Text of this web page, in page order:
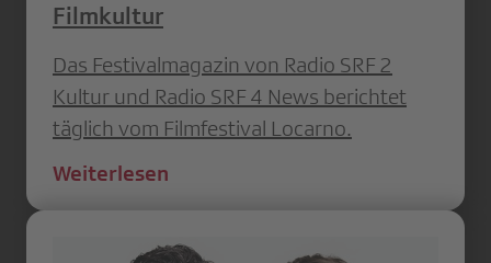
Filmkultur
Das Festivalmagazin von Radio SRF 2
Kultur und Radio SRF 4 News berichtet
täglich vom Filmfestival Locarno.
Weiterlesen